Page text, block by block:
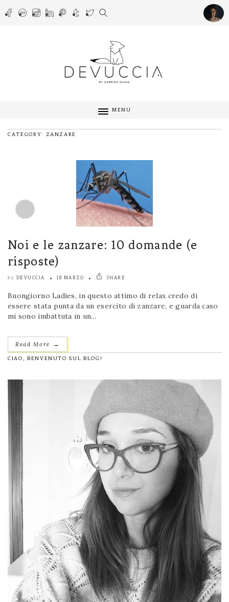
MENU
CATEGORY: ZANZARE
Noi e le zanzare: 10 domande (e
risposte)
by DEVUCCIA 18 MARZO SHARE
Buongiorno Ladies, in questo attimo di relax credo di
essere stata punta da un esercito di zanzare, e guarda caso
mi sono imbattuta in un...
Read More →
CIAO, BENVENUTO SUL BLOG!